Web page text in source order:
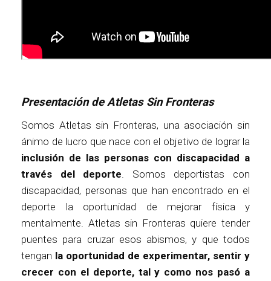
Presentación de Atletas Sin Fronteras
Somos Atletas sin Fronteras, una asociación sin
ánimo de lucro que nace con el objetivo de lograr la
inclusión de las personas con discapacidad a
través del deporte . Somos deportistas con
discapacidad, personas que han encontrado en el
deporte la oportunidad de mejorar física y
mentalmente. Atletas sin Fronteras quiere tender
puentes para cruzar esos abismos, y que todos
tengan la oportunidad de experimentar, sentir y
crecer con el deporte, tal y como nos pasó a